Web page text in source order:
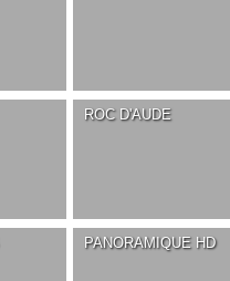
ROC D'AUDE
PANORAMIQUE HD